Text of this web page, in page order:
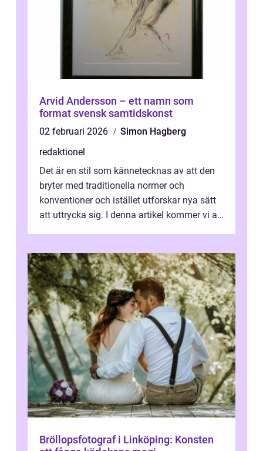
Arvid Andersson – ett namn som
format svensk samtidskonst
02 februari 2026
Simon Hagberg
redaktionel
Det är en stil som kännetecknas av att den
bryter med traditionella normer och
konventioner och istället utforskar nya sätt
att uttrycka sig. I denna artikel kommer vi att
Bröllopsfotograf i Linköping: Konsten